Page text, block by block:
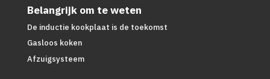
Belangrijk om te weten
De inductie kookplaat is de toekomst
Gasloos koken
Afzuigsysteem